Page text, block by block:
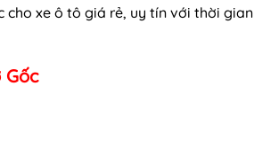
xe ô tô giá rẻ, uy tín với thời gian